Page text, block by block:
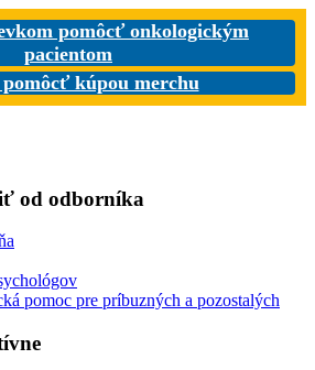
pomôcť onkologickým
pacientom
pomôcť kúpou merchu
od odborníka
pomoc pre príbuzných a pozostalých